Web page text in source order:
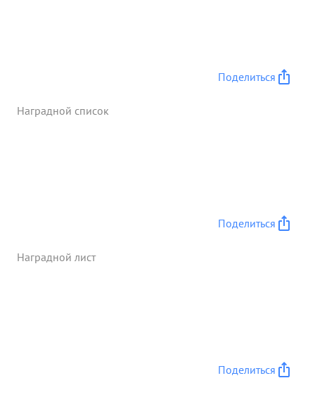
следующие трофеи: орудии разного калибра 21,
автомашин - 24. мотоциклов - 32, лошадеи - 104,
стойкость и мужество подполковник ТАРАСЕНКО
Поделиться
Наградной список
Поделиться
Наградной лист
Поделиться